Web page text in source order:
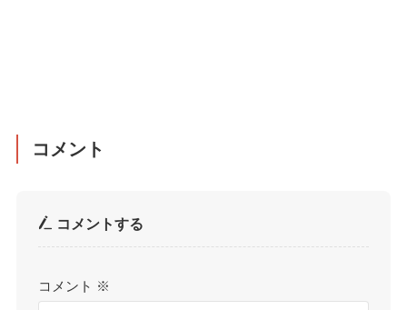
コメント
コメントする
コメント ※